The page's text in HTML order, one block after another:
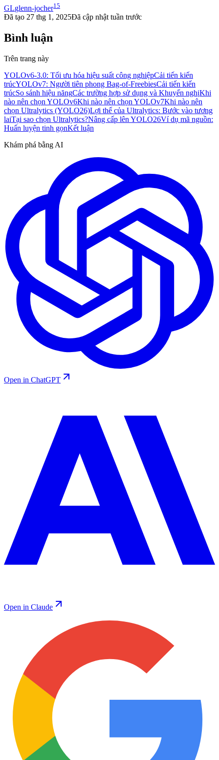
GLglenn-jocher15
Đã tạo 27 thg 1, 2025Đã cập nhật tuần trước
Bình luận
Trên trang này
YOLOv6-3.0: Tối ưu hóa hiệu suất công nghiệpCải tiến kiến
trúcYOLOv7: Người tiên phong Bag-of-FreebiesCải tiến kiến
trúcSo sánh hiệu năngCác trường hợp sử dụng và Khuyến nghịKhi
nào nên chọn YOLOv6Khi nào nên chọn YOLOv7Khi nào nên
chọn Ultralytics (YOLO26)Lợi thế của Ultralytics: Bước vào tương
laiTại sao chọn Ultralytics?Nâng cấp lên YOLO26Ví dụ mã nguồn:
Huấn luyện tinh gọnKết luận
Khám phá bằng AI
Open in ChatGPT
Open in Claude